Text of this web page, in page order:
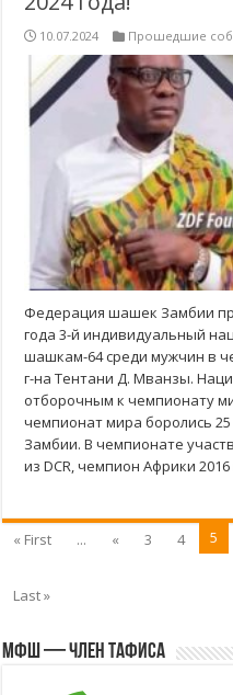
10.07.2024 Прошедшие
Федерация шашек Замбии
года 3-й индивидуальный
шашкам-64 среди мужчин в
г-на Тентани Д. Мванзы.
отборочным к чемпионату
чемпионат мира боролись
Замбии. В чемпионате
из DCR, чемпион Африки
« First ... « 3 4 5
Last »
МФШ — член ТАФИСА